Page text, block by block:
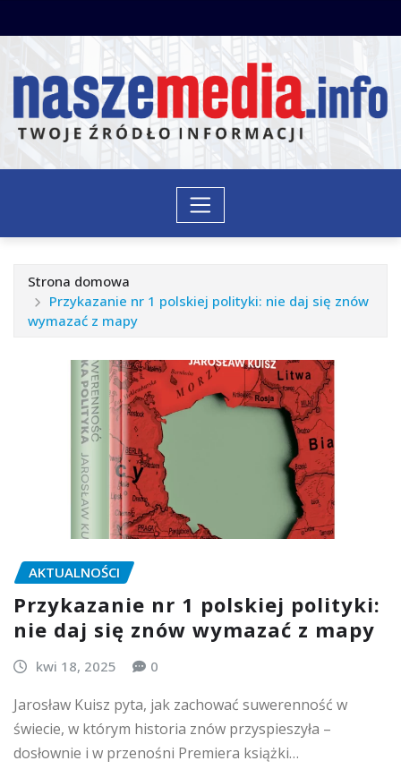
do
Strona domowa
Przykazanie nr 1 polskiej polityki: nie daj się znów
wymazać z mapy
AKTUALNOŚCI
Przykazanie nr 1 polskiej polityki:
nie daj się znów wymazać z mapy
kwi 18, 2025 0
Jarosław Kuisz pyta, jak zachować suwerenność w
świecie, w którym historia znów przyspieszyła –
dosłownie i w przenośni Premiera książki…